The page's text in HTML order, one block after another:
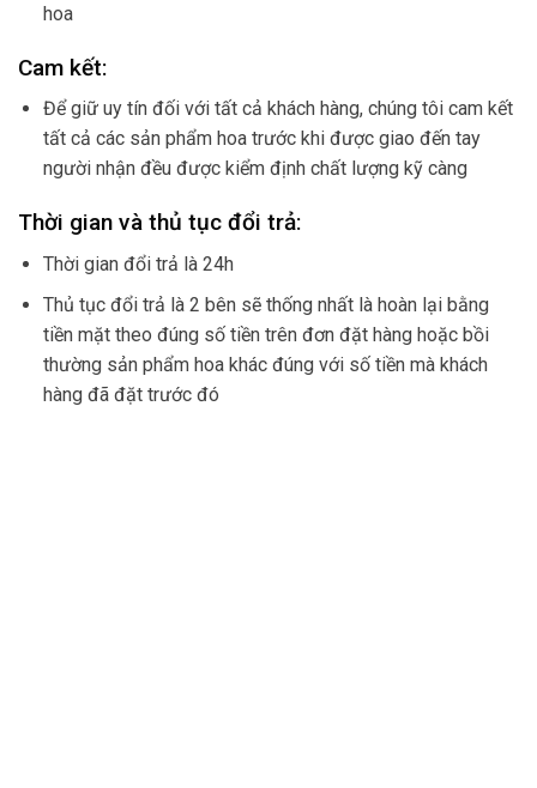
hoa
Cam kết:
Để giữ uy tín đối với tất cả khách hàng, chúng tôi cam kết
tất cả các sản phẩm hoa trước khi được giao đến tay
người nhận đều được kiểm định chất lượng kỹ càng
Thời gian và thủ tục đổi trả:
Thời gian đổi trả là 24h
Thủ tục đổi trả là 2 bên sẽ thống nhất là hoàn lại bằng
tiền mặt theo đúng số tiền trên đơn đặt hàng hoặc bồi
thường sản phẩm hoa khác đúng với số tiền mà khách
hàng đã đặt trước đó